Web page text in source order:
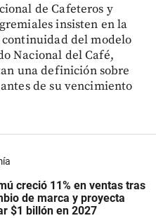
de Cafeteros y
insisten en la
del modelo
Nacional del Café,
una definición sobre
de su vencimiento
creció 11% en ventas tras
de marca y proyecta
$1 billón en 2027